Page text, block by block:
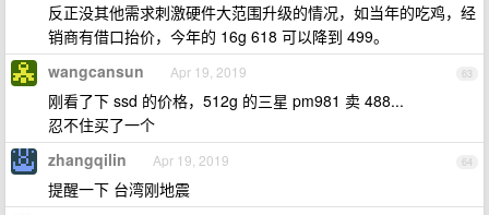
反正没其他需求刺激硬件大范围升级的情况，如当年的吃鸡，经
销商有借口抬价，今年的 16g 618 可以降到 499。
63
wangcansun Apr 19, 2019
刚看了下 ssd 的价格，512g 的三星 pm981 卖 488...
忍不住买了一个
64
zhangqilin Apr 19, 2019
提醒一下 台湾刚地震